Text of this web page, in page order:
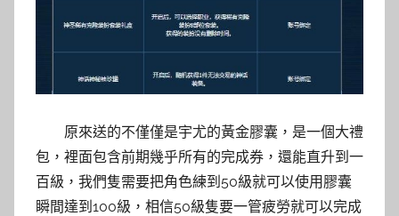
原來送的不僅僅是宇尤的黃金膠囊，是一個大禮
包，裡面包含前期幾乎所有的完成券，還能直升到一
百級，我們隻需要把角色練到50級就可以使用膠囊
瞬間達到100級，相信50級隻要一管疲勞就可以完成